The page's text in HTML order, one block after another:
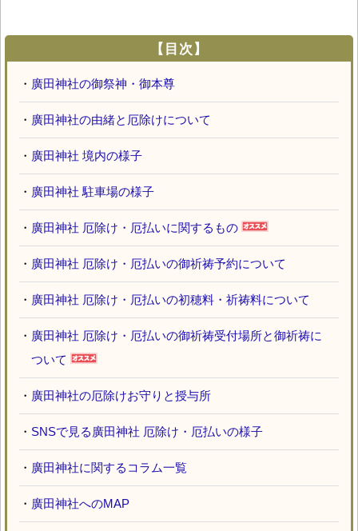
【目次】
・ 廣田神社の御祭神・御本尊
・ 廣田神社の由緒と厄除けについて
・ 廣田神社 境内の様子
・ 廣田神社 駐車場の様子
・ 廣田神社 厄除け・厄払いに関するもの
・ 廣田神社 厄除け・厄払いの御祈祷予約について
・ 廣田神社 厄除け・厄払いの初穂料・祈祷料について
・ 廣田神社 厄除け・厄払いの御祈祷受付場所と御祈祷に
ついて
・ 廣田神社の厄除けお守りと授与所
・ SNSで見る廣田神社 厄除け・厄払いの様子
・ 廣田神社に関するコラム一覧
・ 廣田神社へのMAP